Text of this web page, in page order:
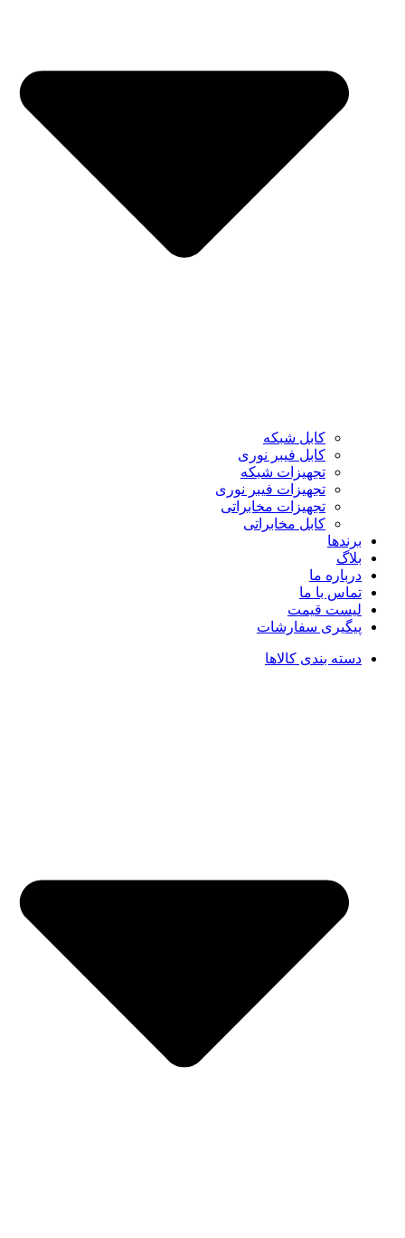
کابل شبکه
کابل فیبر نوری
تجهیزات شبکه
تجهیزات فیبر نوری
تجهیزات مخابراتی
کابل مخابراتی
برندها
بلاگ
درباره ما
تماس با ما
لیست قیمت
پیگیری سفارشات
دسته بندی کالاها